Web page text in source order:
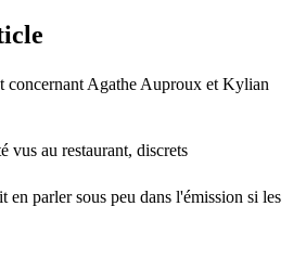
Agathe Auproux et Kylian
vus au restaurant, discrets
parler sous peu dans l'émission si les